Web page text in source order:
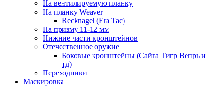
На вентилируемую планку
На планку Weaver
Recknagel (Era Tac)
На призму 11-12 мм
Нижние части кронштейнов
Отечественное оружие
Боковые кронштейны (Сайга Тигр Вепрь и
тд)
Переходники
Маскировка